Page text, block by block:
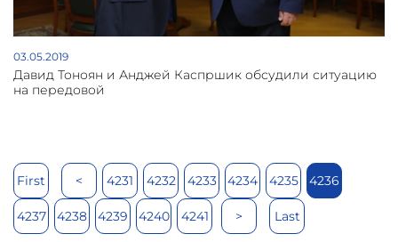
03.05.2019
Давид Тоноян и Анджей Каспршик обсудили ситуацию
на передовой
First < 4231 4232 4233 4234 4235 4236
4237 4238 4239 4240 4241 > Last